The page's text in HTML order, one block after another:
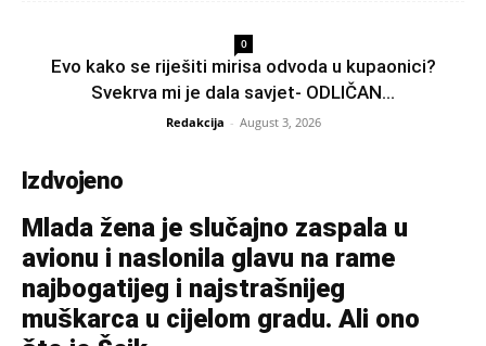
0
Evo kako se riješiti mirisa odvoda u kupaonici?
Svekrva mi je dala savjet- ODLIČAN...
Redakcija - August 3, 2026
Izdvojeno
Mlada žena je slučajno zaspala u
avionu i naslonila glavu na rame
najbogatijeg i najstrašnijeg
muškarca u cijelom gradu. Ali ono